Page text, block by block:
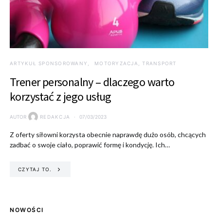
ARTYKUŁ SPONSOROWANY MOTORYZACJA, TRANSPORT
Trener personalny – dlaczego warto
korzystać z jego usług
AUTOR REDAKCJA 07/03/2023
Z oferty siłowni korzysta obecnie naprawdę dużo osób, chcących
zadbać o swoje ciało, poprawić formę i kondycję. Ich…
CZYTAJ TO.
NOWOŚCI